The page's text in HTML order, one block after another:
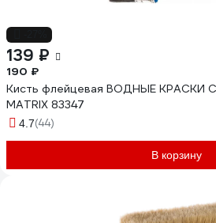
139 ₽
190 ₽
Кисть флейцевая ВОДНЫЕ КРАСКИ
MATRIX 83347
4.7(44)
В корзину